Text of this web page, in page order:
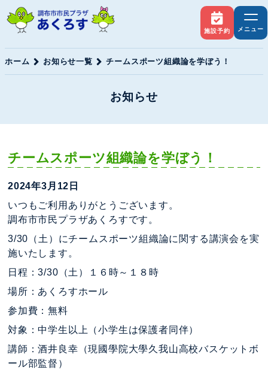
施設予約 メニュー
ホーム お知らせ一覧 チームスポーツ組織論を学ぼう！
お知らせ
チームスポーツ組織論を学ぼう！
2024年3月12日
いつもご利用ありがとうございます。
調布市市民プラザあくろすです。
3/30（土）にチームスポーツ組織論に関する講演会を実
施いたします。
日程：3/30（土）１６時～１８時
場所：あくろすホール
参加費：無料
対象：中学生以上（小学生は保護者同伴）
講師：酒井良幸（現國學院大學久我山高校バスケットボ
ール部監督）